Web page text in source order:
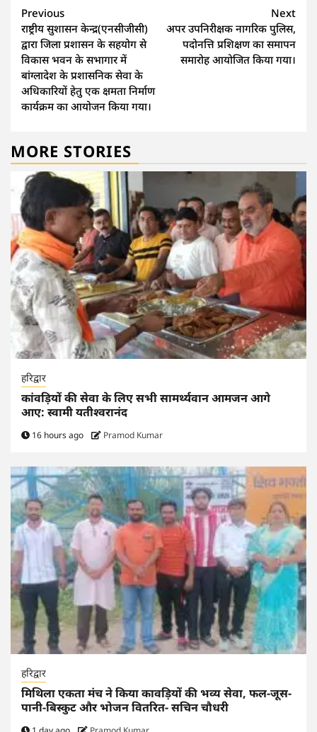
Continue
Reading
Previous
राष्ट्रीय सुशासन केन्द्र(एनसीजीसी)
द्वारा जिला प्रशासन के सहयोग से
विकास भवन के सभागार में
बांग्लादेश के प्रशासनिक सेवा के
अधिकारियों हेतु एक क्षमता निर्माण
कार्यक्रम का आयोजन किया गया।
Next
अपर उपनिरीक्षक नागरिक पुलिस,
पदोनत्ति प्रशिक्षण का समापन
समारोह आयोजित किया गया।
MORE STORIES
हरिद्वार
कांवड़ियों की सेवा के लिए सभी सामर्थ्यवान आमजन आगे
आए: स्वामी यतीश्वरानंद
16 hours ago Pramod Kumar
हरिद्वार
मिथिला एकता मंच ने किया कावड़ियों की भव्य सेवा, फल-जूस-
पानी-बिस्कुट और भोजन वितरित- सचिन चौधरी